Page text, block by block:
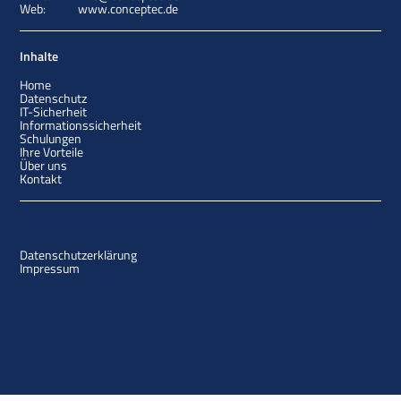
Web: www.conceptec.de
Inhalte
Home
Datenschutz
IT-Sicherheit
Informationssicherheit
Schulungen
Ihre Vorteile
Über uns
Kontakt
Datenschutzerklärung
Impressum